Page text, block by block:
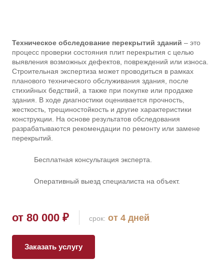
Техническое обследование перекрытий зданий – это
процесс проверки состояния плит перекрытия с целью
выявления возможных дефектов, повреждений или износа.
Строительная экспертиза может проводиться в рамках
планового технического обслуживания здания, после
стихийных бедствий, а также при покупке или продаже
здания. В ходе диагностики оценивается прочность,
жесткость, трещиностойкость и другие характеристики
конструкции. На основе результатов обследования
разрабатываются рекомендации по ремонту или замене
перекрытий.
Бесплатная консультация эксперта.
Оперативный выезд специалиста на объект.
от 80 000 ₽ cрок: от 4 дней
Заказать услугу